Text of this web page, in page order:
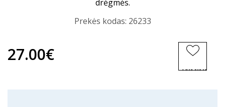
drėgmės.
Prekės kodas: 26233
27.00€
ĮSIMINTI